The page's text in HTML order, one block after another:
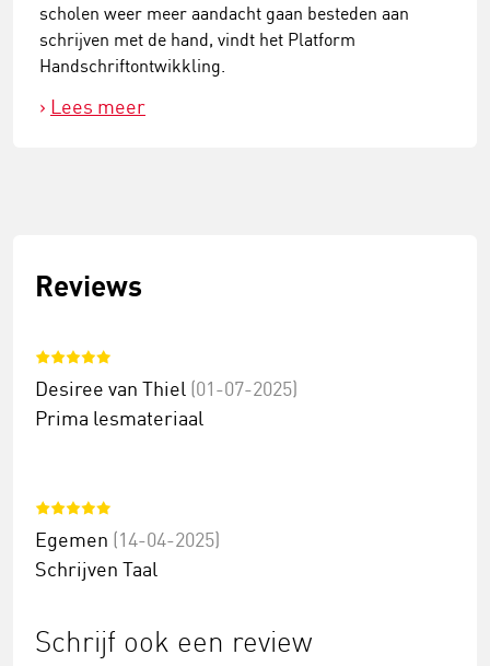
scholen weer meer aandacht gaan besteden aan
schrijven met de hand, vindt het Platform
Handschriftontwikkling.
Lees meer
Reviews
Desiree van Thiel (01-07-2025)
Prima lesmateriaal
Egemen (14-04-2025)
Schrijven Taal
Schrijf ook een review